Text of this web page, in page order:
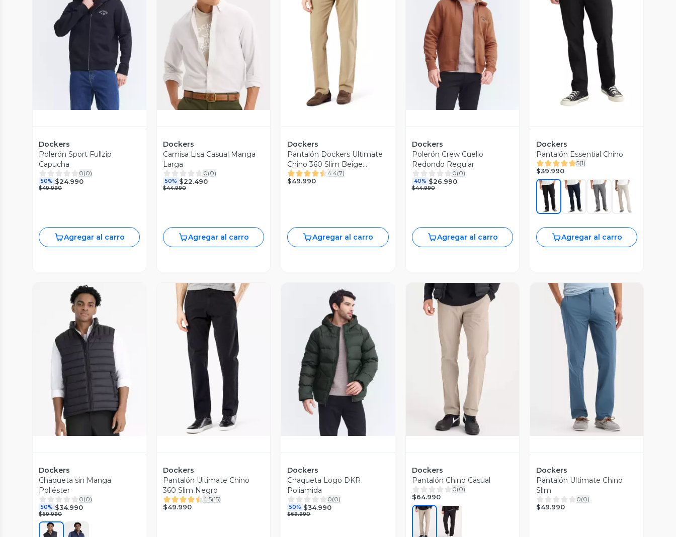
Dockers
Polerón Sport Fullzip
Capucha
0(0)
50% $24.990
$49.990
Agregar al carro
Vista Previa
Dockers
Camisa Lisa Casual Manga
Larga
0(0)
50% $22.490
$44.990
Agregar al carro
Vista Previa
Dockers
Pantalón Dockers Ultimate
Chino 360 Slim Beige
Dockers
4.4(7)
$49.990
Agregar al carro
Vista Previa
Dockers
Polerón Crew Cuello
Redondo Regular
0(0)
40% $26.990
$44.990
Agregar al carro
Vista Previa
Dockers
Pantalón Essential Chino
5(1)
$39.990
Agregar al carro
Vista Previa
Dockers
Chaqueta sin Manga
Poliéster
0(0)
50% $34.990
$69.990
Vista Previa
Dockers
Pantalón Ultimate Chino
360 Slim Negro
4.5(15)
$49.990
Vista Previa
Dockers
Chaqueta Logo DKR
Poliamida
0(0)
50% $34.990
$69.990
Vista Previa
Dockers
Pantalón Chino Casual
0(0)
$64.990
Vista Previa
Dockers
Pantalón Ultimate Chino
Slim
0(0)
$49.990